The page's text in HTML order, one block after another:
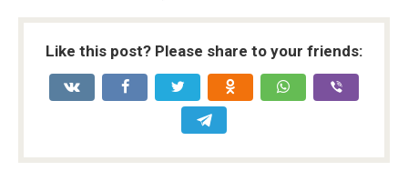
Like this post? Please share to your friends: